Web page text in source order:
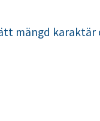
mängd karaktär